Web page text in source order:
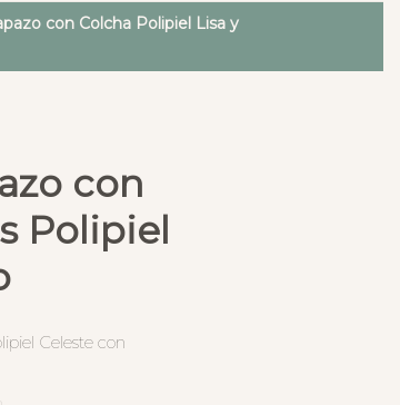
con Colcha Polipiel Lisa y
con
Polipiel
Celeste con